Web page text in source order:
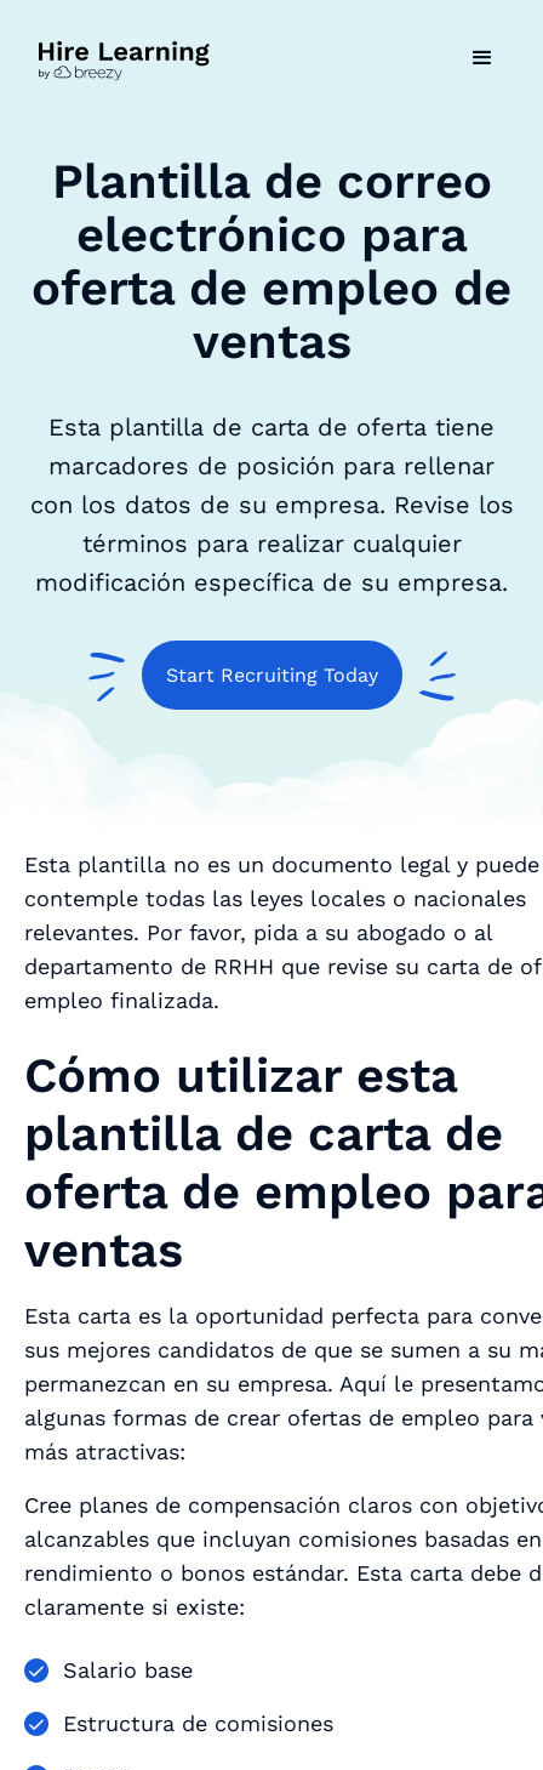
Plantilla de correo
electrónico para
oferta de empleo de
ventas
Esta plantilla de carta de oferta tiene
marcadores de posición para rellenar
con los datos de su empresa. Revise los
términos para realizar cualquier
modificación específica de su empresa.
Start Recruiting Today
Esta plantilla no es un documento legal y
contemple todas las leyes locales o nacionales
relevantes. Por favor, pida a su abogado o al
departamento de RRHH que revise su carta de
empleo finalizada.
Cómo utilizar esta
plantilla de carta de
oferta de empleo
ventas
Esta carta es la oportunidad perfecta para
sus mejores candidatos de que se sumen a su
permanezcan en su empresa. Aquí le
algunas formas de crear ofertas de empleo para
más atractivas:
Cree planes de compensación claros con
alcanzables que incluyan comisiones basadas
rendimiento o bonos estándar. Esta carta debe
claramente si existe:
Salario base
Estructura de comisiones